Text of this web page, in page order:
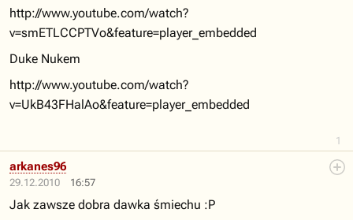
1
http://www.youtube.com/watch?
v=smETLCCPTVo&feature=player_embedded
Duke Nukem
http://www.youtube.com/watch?
v=UkB43FHalAo&feature=player_embedded
29.12.2010 16:57
arkanes96
Jak zawsze dobra dawka śmiechu :P